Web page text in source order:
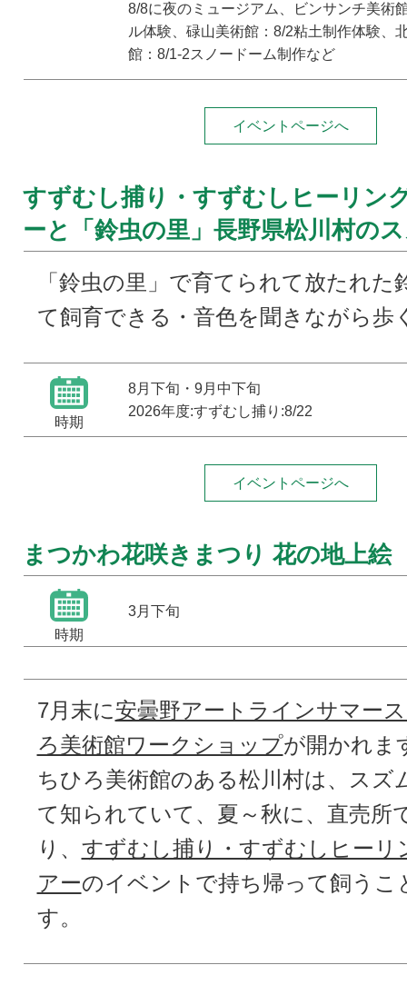
8/8に夜のミュージアム、ビンサンチ美術
ル体験、碌山美術館：8/2粘土制作体験、
館：8/1-2スノードーム制作など
イベントページへ
すずむし捕り・すずむしヒーリン
ーと「鈴虫の里」長野県松川村の
「鈴虫の里」で育てられて放たれた
て飼育できる・音色を聞きながら歩
時期
8月下旬・9月中下旬
2026年度:すずむし捕り:8/22
イベントページへ
まつかわ花咲きまつり 花の地上絵
時期
3月下旬
7月末に安曇野アートラインサマー
ろ美術館ワークショップが開かれま
ちひろ美術館のある松川村は、スズ
て知られていて、夏～秋に、直売所
り、 すずむし捕り・すずむしヒーリ
アーのイベントで持ち帰って飼うこ
す。